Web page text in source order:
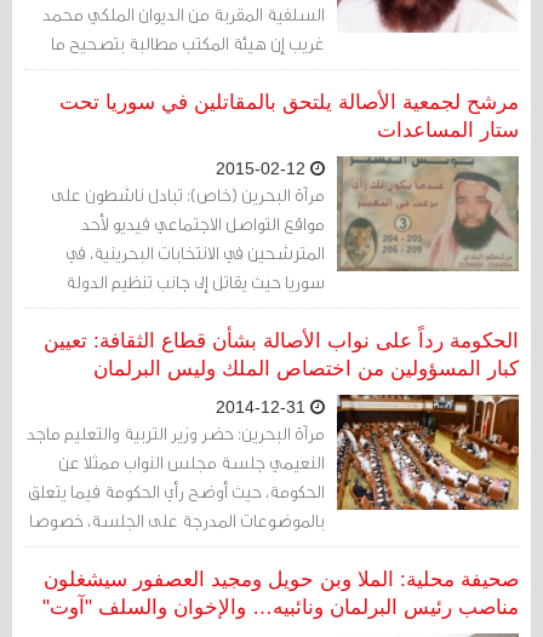
السلفية المقربة من الديوان الملكي محمد
غريب إن هيئة المكتب مطالبة بتصحيح ما
وصفه بالخطأ الإداري والقانوني الذي ارتكبته
بفصله تعسفيّاً من دون سند من دستور أو
مرشح لجمعية الأصالة يلتحق بالمقاتلين في سوريا تحت
ستار المساعدات
مرآة البحرين (خاص): تبادل ناشطون على
مواقع التواصل الاجتماعي فيديو لأحد
المترشحين في الانتخابات البحرينية، في
سوريا حيث يقاتل إلى جانب تنظيم الدولة
الإسلامية في العراق والشام "داعش".
الحكومة رداً على نواب الأصالة بشأن قطاع الثقافة: تعيين
كبار المسؤولين من اختصاص الملك وليس البرلمان
مرآة البحرين: حضر وزير التربية والتعليم ماجد
النعيمي جلسة مجلس النواب ممثلا عن
الحكومة، حيث أوضح رأي الحكومة فيما يتعلق
بالموضوعات المدرجة على الجلسة، خصوصا
ما يتعلق بالاقتراح برغبة بصفة مستعجلة
بشأن قيام الحكومة بسرعة إنشاء هيئة
تعنى بقطاع الثقافة والسياحة.
صحيفة محلية: الملا وبن حويل ومجيد العصفور سيشغلون
مناصب رئيس البرلمان ونائبيه… والإخوان والسلف "آوت"